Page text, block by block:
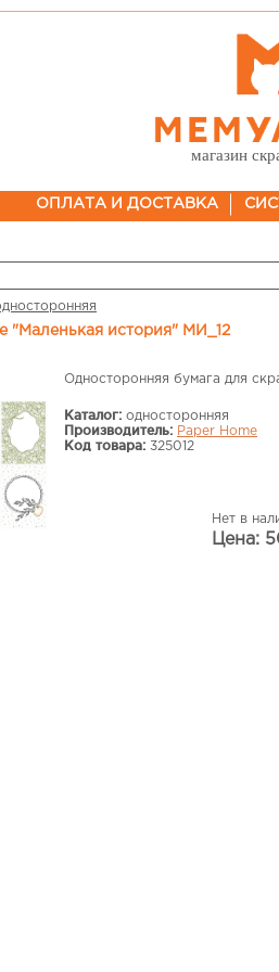
магазин
ОПЛАТА И ДОСТАВКА
"Маленькая история" МИ_12
Односторонняя бумага для
Каталог: односторонняя
Производитель: Paper Home
Код товара: 325012
Нет в
Цена: